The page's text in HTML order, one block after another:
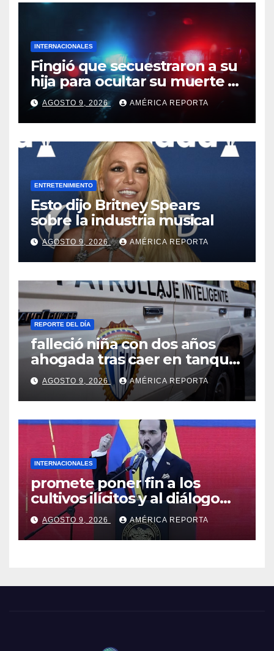
INTERNACIONALES
Fingió que secuestraron a su
hija para ocultar su muerte y
así la policía descubrió el
engaño
AGOSTO 9, 2026 AMÉRICA REPORTA
ENTRETENIMIENTO
Esto dijo Britney Spears
sobre la industria musical
AGOSTO 9, 2026 AMÉRICA REPORTA
REPORTE DEL DÍA
falleció niña con dos años
ahogada tras caer en tanque
de agua
AGOSTO 9, 2026 AMÉRICA REPORTA
INTERNACIONALES
promete poner fin a los
cultivos ilícitos y al diálogo
con grupos armados
AGOSTO 9, 2026 AMÉRICA REPORTA